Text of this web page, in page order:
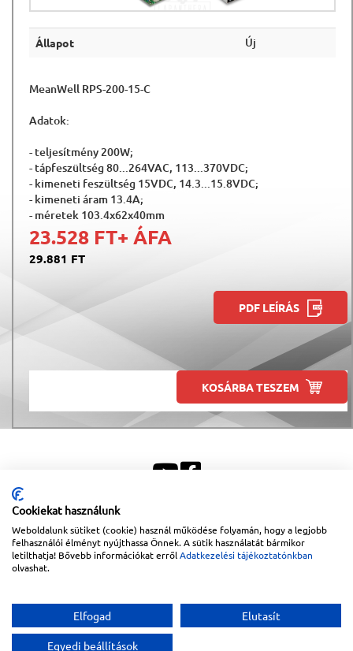
Állapot Új
MeanWell RPS-200-15-C
Adatok:
- teljesítmény 200W;
- tápfeszültség 80...264VAC, 113...370VDC;
- kimeneti feszültség 15VDC, 14.3...15.8VDC;
- kimeneti áram 13.4A;
- méretek 103.4x62x40mm
23.528 FT+ ÁFA
29.881 FT
PDF LEÍRÁS
KOSÁRBA TESZEM
Sitemap| Impresszum
Copyright © 2026Lapanthera Kft.Webbolt | 1047Budapest, Váci út 15-19.|+36-30/539-
Cookiekat használunk
Weboldalunk sütiket (cookie) használ működése folyamán, hogy a legjobb
felhasználói élményt nyújthassa Önnek. A sütik használatát bármikor
letilthatja! Bővebb információkat errőlAdatkezelési tájékoztatónkban
olvashat.
Elfogad Elutasít
Egyedi beállítások